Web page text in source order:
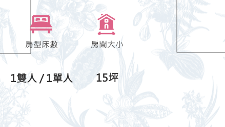
15坪
1雙人 / 1單人
​房間大小
房型床數